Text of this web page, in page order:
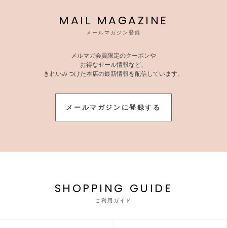
MAIL MAGAZINE
メールマガジン登録
メルマガ会員限定のクーポンや
お得なセール情報など、
きれいみつけた本店の最新情報を配信しています。
メールマガジンに登録する
SHOPPING GUIDE
ご利用ガイド